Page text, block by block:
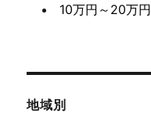
10万円～20万円
地域別